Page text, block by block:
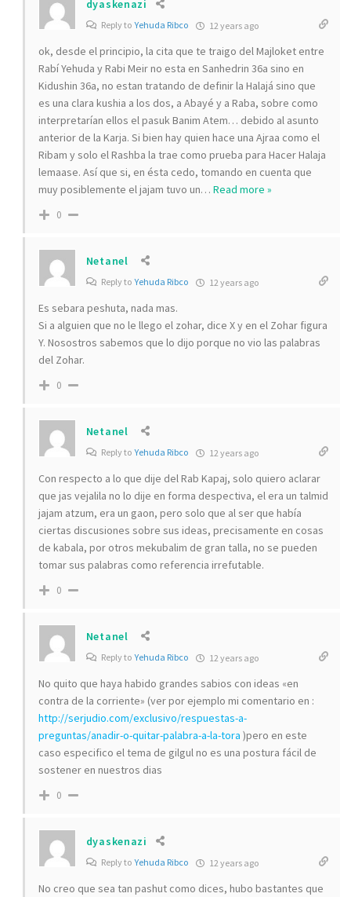
dyaskenazi
Reply toYehuda Ribco 12 years ago
ok, desde el principio, la cita que te traigo del Majloket entre
Rabí Yehuda y Rabi Meir no esta en Sanhedrin 36a sino en
Kidushin 36a, no estan tratando de definir la Halajá sino que
es una clara kushia a los dos, a Abayé y a Raba, sobre como
interpretarían ellos el pasuk Banim Atem… debido al asunto
anterior de la Karja. Si bien hay quien hace una Ajraa como el
Ribam y solo el Rashba la trae como prueba para Hacer Halaja
lemaase. Así que si, en ésta cedo, tomando en cuenta que
muy posiblemente el jajam tuvo un… Read more »
0
Netanel
Reply toYehuda Ribco 12 years ago
Es sebara peshuta, nada mas.
Si a alguien que no le llego el zohar, dice X y en el Zohar figura
Y. Nosostros sabemos que lo dijo porque no vio las palabras
del Zohar.
0
Netanel
Reply toYehuda Ribco 12 years ago
Con respecto a lo que dije del Rab Kapaj, solo quiero aclarar
que jas vejalila no lo dije en forma despectiva, el era un talmid
jajam atzum, era un gaon, pero solo que al ser que había
ciertas discusiones sobre sus ideas, precisamente en cosas
de kabala, por otros mekubalim de gran talla, no se pueden
tomar sus palabras como referencia irrefutable.
0
Netanel
Reply toYehuda Ribco 12 years ago
No quito que haya habido grandes sabios con ideas «en
contra de la corriente» (ver por ejemplo mi comentario en :
http://serjudio.com/exclusivo/respuestas-a-
preguntas/anadir-o-quitar-palabra-a-la-tora )pero en este
caso especifico el tema de gilgul no es una postura fácil de
sostener en nuestros dias
0
dyaskenazi
Reply toYehuda Ribco 12 years ago
No creo que sea tan pashut como dices, hubo bastantes que